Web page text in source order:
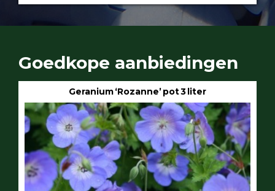
Goedkope aanbiedingen
Geranium ‘Rozanne’ pot 3 liter